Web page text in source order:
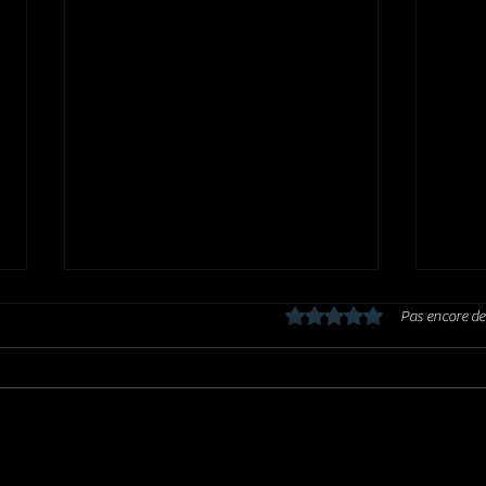
Noté 0 étoile sur 5.Pas encore